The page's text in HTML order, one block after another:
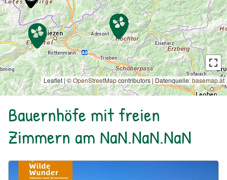
Leaflet | ©OpenStreetMapcontributors | Datenquelle:basemap.at
Bauernhöfe mit freien
Zimmern am NaN.NaN.NaN
Urlaub am Bauernhof: Bio Bauernhof Kurzeck